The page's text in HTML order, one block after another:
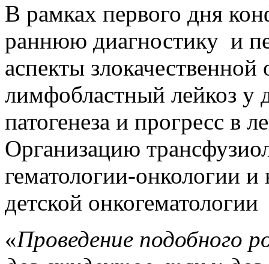
В рамках первого дня
раннюю диагностику и
аспекты
лимфобластный лейкоз у
патогенеза и прогресс в
Организацию
гематологии-онкологии
детской онкогематологии
«Проведение подобного